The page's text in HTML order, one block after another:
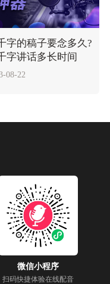
字的稿子要念多久?
字讲话多长时间
08-22
微信小程序
扫码快捷体验在线配音